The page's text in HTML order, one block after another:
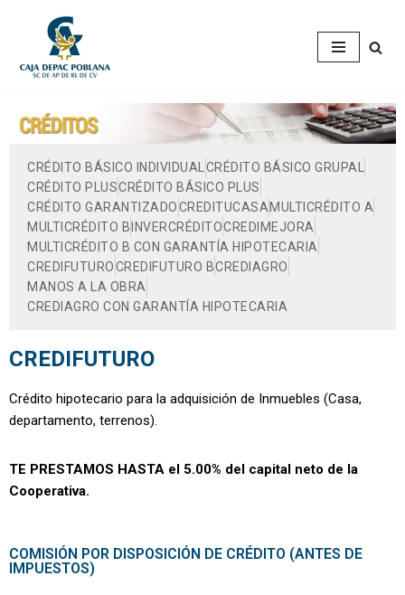
al
CRÉDITO BÁSICO INDIVIDUAL CRÉDITO BÁSICO GRUPAL
CRÉDITO PLUSCRÉDITO BÁSICO PLUS
CRÉDITO GARANTIZADOCREDITUCASAMULTICRÉDITO A
MULTICRÉDITO BINVERCRÉDITOCREDIMEJORA
MULTICRÉDITO B CON GARANTÍA HIPOTECARIA
CREDIFUTUROCREDIFUTURO BCREDIAGRO
MANOS A LA OBRA
CREDIAGRO CON GARANTÍA HIPOTECARIA
CREDIFUTURO
Crédito hipotecario para la adquisición de Inmuebles (Casa,
departamento, terrenos).
TE PRESTAMOS HASTA el 5.00% del capital neto de la
Cooperativa.
COMISIÓN POR DISPOSICIÓN DE CRÉDITO (ANTES DE
IMPUESTOS)